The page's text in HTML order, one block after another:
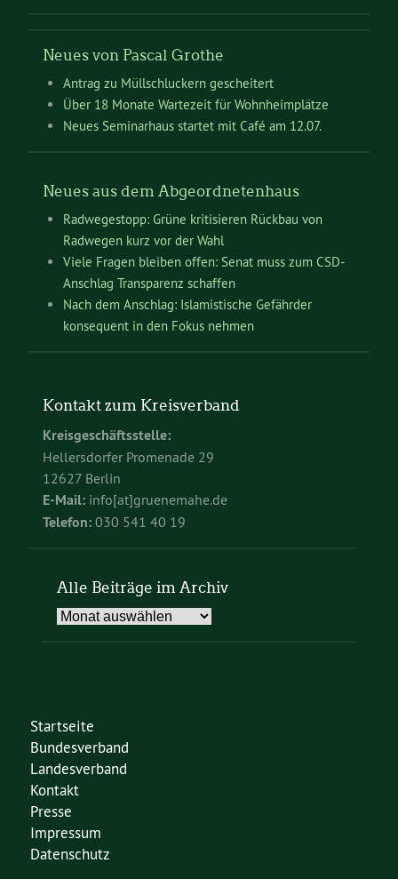
Neues von Pascal Grothe
Antrag zu Müllschluckern gescheitert
Über 18 Monate Wartezeit für Wohnheimplätze
Neues Seminarhaus startet mit Café am 12.07.
Neues aus dem Abgeordnetenhaus
Radwegestopp: Grüne kritisieren Rückbau von
Radwegen kurz vor der Wahl
Viele Fragen bleiben offen: Senat muss zum CSD-
Anschlag Transparenz schaffen
Nach dem Anschlag: Islamistische Gefährder
konsequent in den Fokus nehmen
Kontakt zum Kreisverband
Kreisgeschäftsstelle:
Hellersdorfer Promenade 29
12627 Berlin
E-Mail: info[at]gruenemahe.de
Telefon: 030 541 40 19
Alle Beiträge im Archiv
Alle
Startseite
Bundesverband
Landesverband
Kontakt
Presse
Impressum
Datenschutz